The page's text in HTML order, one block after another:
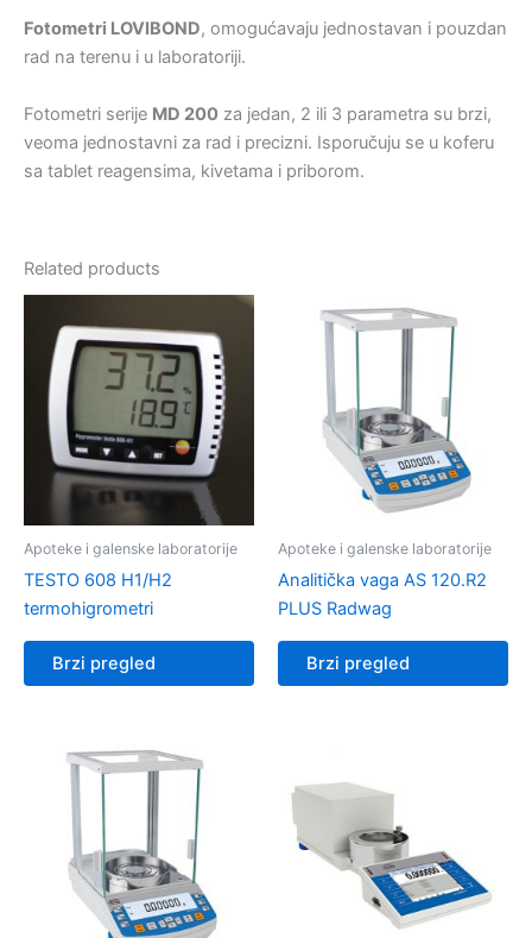
Fotometri LOVIBOND, omogućavaju jednostavan i pouzdan
rad na terenu i u laboratoriji.
Fotometri serije MD 200 za jedan, 2 ili 3 parametra su brzi,
veoma jednostavni za rad i precizni. Isporučuju se u koferu
sa tablet reagensima, kivetama i priborom.
Related products
Apoteke i galenske laboratorije
TESTO 608 H1/H2
termohigrometri
Brzi pregled
Apoteke i galenske laboratorije
Analitička vaga AS 120.R2
PLUS Radwag
Brzi pregled